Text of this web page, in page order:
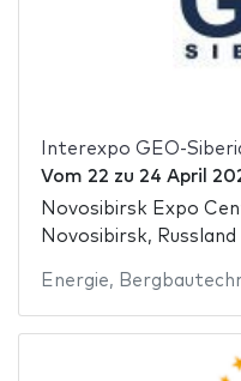
Interexpo GEO-
Vom 22 zu 24 April
Novosibirsk Expo
Novosibirsk, Russland
Energie,